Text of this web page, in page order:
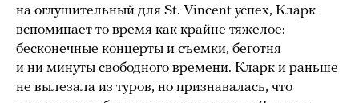
на оглушительный для St. Vincent успех, Кларк
вспоминает то время как крайне тяжелое:
бесконечные концерты и съемки, беготня
и ни минуты свободного времени. Кларк и раньше
не вылезала из туров, но признавалась, что